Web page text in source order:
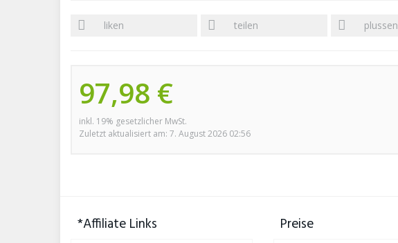
liken teilen plussen
97,98 €
inkl. 19% gesetzlicher MwSt.
Zuletzt aktualisiert am: 7. August 2026 02:56
*Affiliate Links Preise